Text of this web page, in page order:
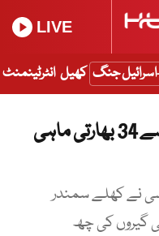
LIVE
اسرائیل جنگ کھیل انٹرٹینمنٹ
پاکستان کی سمندری حدود سے 34 بھارتی ماہی
نے کھلے سمندر
گیروں کی چھ